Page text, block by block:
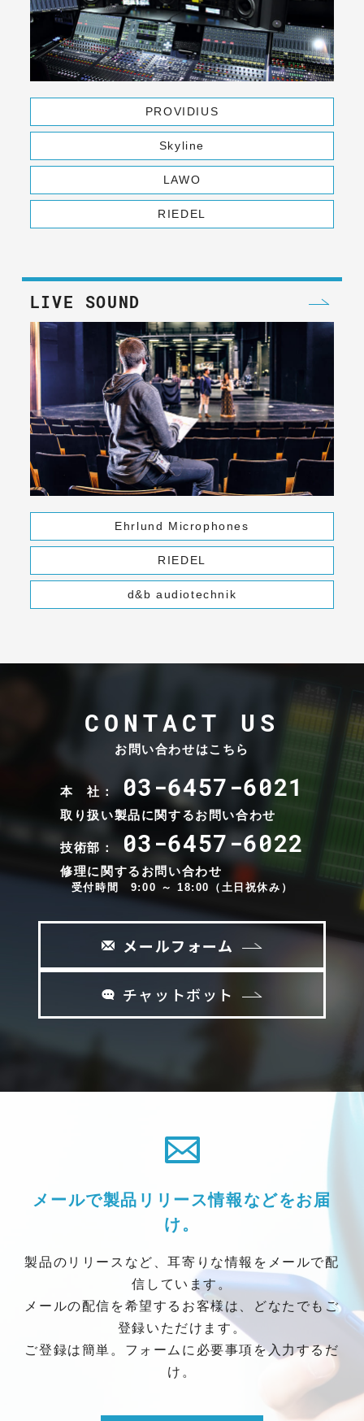
PROVIDIUS
Skyline
LAWO
RIEDEL
LIVE SOUND
Ehrlund Microphones
RIEDEL
d&b audiotechnik
CONTACT US
お問い合わせはこちら
本 社： 03-6457-6021
取り扱い製品に関するお問い合わせ
技術部： 03-6457-6022
修理に関するお問い合わせ
受付時間 9:00 ～ 18:00（土日祝休み）
メールフォーム
チャットボット
メールで製品リリース情報などをお届
け。
製品のリリースなど、耳寄りな情報をメールで配
信しています。
メールの配信を希望するお客様は、どなたでもご
登録いただけます。
ご登録は簡単。フォームに必要事項を入力するだ
け。